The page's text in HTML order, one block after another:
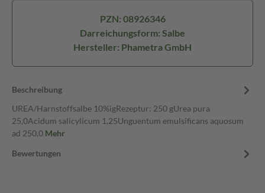
PZN: 08926346
Darreichungsform: Salbe
Hersteller: Phametra GmbH
Beschreibung
UREA/Harnstoffsalbe 10%igRezeptur: 250 gUrea pura
25,0Acidum salicylicum 1,25Unguentum emulsificans aquosum
ad 250,0 Mehr
Bewertungen